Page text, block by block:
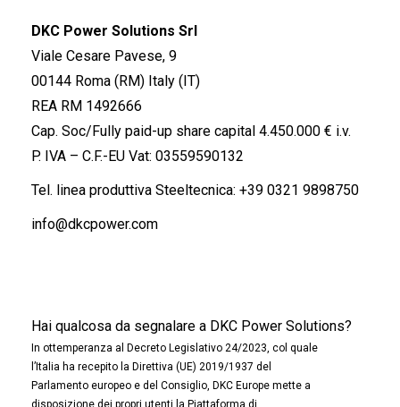
DKC Power Solutions Srl
Viale Cesare Pavese, 9
00144 Roma (RM) Italy (IT)
REA RM 1492666
Cap. Soc/Fully paid-up share capital 4.450.000 € i.v.
P. IVA – C.F.-EU Vat: 03559590132
Tel. linea produttiva Steeltecnica: +39 0321 9898750
info@dkcpower.com
Hai qualcosa da segnalare a DKC Power Solutions?
In ottemperanza al Decreto Legislativo 24/2023, col quale
l’Italia ha recepito la Direttiva (UE) 2019/1937 del
Parlamento europeo e del Consiglio, DKC Europe mette a
disposizione dei propri utenti la Piattaforma di